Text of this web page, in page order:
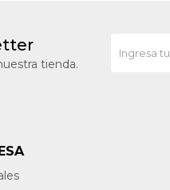
tienda.